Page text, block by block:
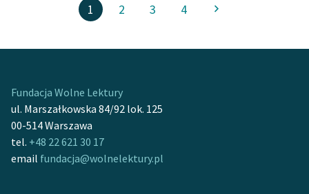
1 2 3 4
Fundacja Wolne Lektury
ul. Marszałkowska 84/92 lok. 125
00-514 Warszawa
tel. +48 22 621 30 17
email fundacja@wolnelektury.pl